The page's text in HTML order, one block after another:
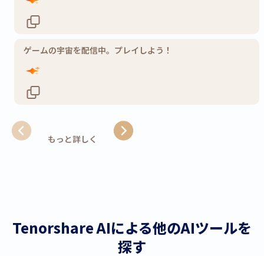
ゲームの宇宙を配信中。プレイしよう！
もっと詳しく
Tenorshare AIによる他のAIツールを
探す